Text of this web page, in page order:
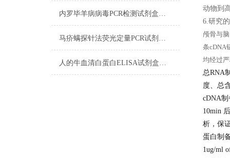
内罗毕羊病病毒PCR检测试剂盒反应五要素
马疥螨探针法荧光定量PCR试剂盒实验注意事项
人的牛血清白蛋白ELISA试剂盒液体类标本收集流程
动物到
6.研究
颅骨与
条cDNA
均经过
总RNA
度、总
cDNA制
10min
析，保
蛋白制
1ug/ml